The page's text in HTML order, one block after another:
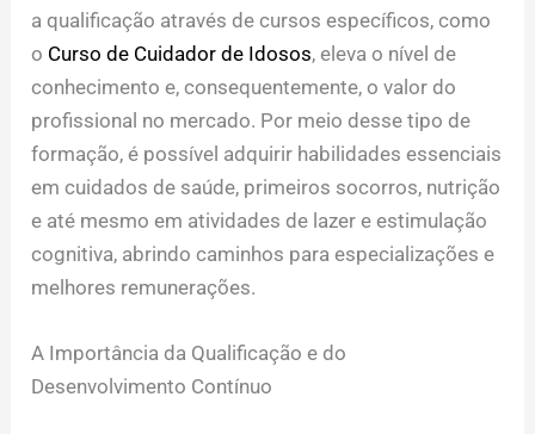
a qualificação através de cursos específicos, como
o Curso de Cuidador de Idosos, eleva o nível de
conhecimento e, consequentemente, o valor do
profissional no mercado. Por meio desse tipo de
formação, é possível adquirir habilidades essenciais
em cuidados de saúde, primeiros socorros, nutrição
e até mesmo em atividades de lazer e estimulação
cognitiva, abrindo caminhos para especializações e
melhores remunerações.
A Importância da Qualificação e do
Desenvolvimento Contínuo